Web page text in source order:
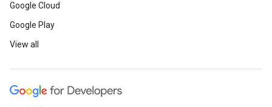
Google Cloud
Google Play
View all